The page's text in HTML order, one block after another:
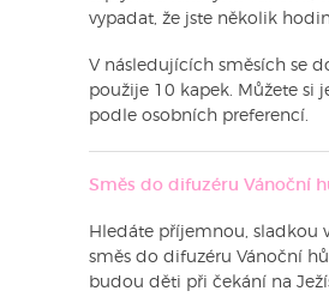
vypadat, že jste několik
V následujících směsích se
použije 10 kapek. Můžete si
podle osobních preferencí.
Směs do difuzéru Vánoční
Hledáte příjemnou, sladkou
směs do difuzéru Vánoční
budou děti při čekání na